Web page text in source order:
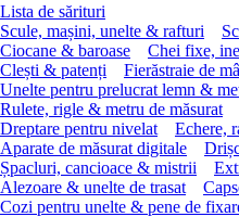
Lista de sărituri
Scule, mașini, unelte & rafturi
Ciocane & baroase
Chei fixe,
Clești & patenți
Fierăstraie de
Unelte pentru prelucrat lemn &
Rulete, rigle & metru de măsurat
Dreptare pentru nivelat
Echere,
Aparate de măsurat digitale
Șpacluri, cancioace & mistrii
Alezoare & unelte de trasat
Cozi pentru unelte & pene de